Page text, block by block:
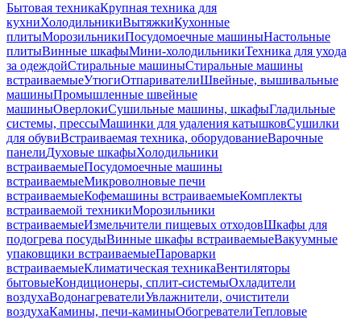
Бытовая техникаКрупная техника для
кухниХолодильникиВытяжкиКухонные
плитыМорозильникиПосудомоечные машиныНастольные
плитыВинные шкафыМини-холодильникиТехника для ухода
за одеждойСтиральные машиныСтиральные машины
встраиваемыеУтюгиОтпаривателиШвейные, вышивальные
машиныПромышленные швейные
машиныОверлокиСушильные машины, шкафыГладильные
системы, прессыМашинки для удаления катышковСушилки
для обувиВстраиваемая техника, оборудованиеВарочные
панелиДуховые шкафыХолодильники
встраиваемыеПосудомоечные машины
встраиваемыеМикроволновые печи
встраиваемыеКофемашины встраиваемыеКомплекты
встраиваемой техникиМорозильники
встраиваемыеИзмельчители пищевых отходовШкафы для
подогрева посудыВинные шкафы встраиваемыеВакуумные
упаковщики встраиваемыеПароварки
встраиваемыеКлиматическая техникаВентиляторы
бытовыеКондиционеры, сплит-системыОхладители
воздухаВодонагревателиУвлажнители, очистители
воздухаКамины, печи-каминыОбогревателиТепловые